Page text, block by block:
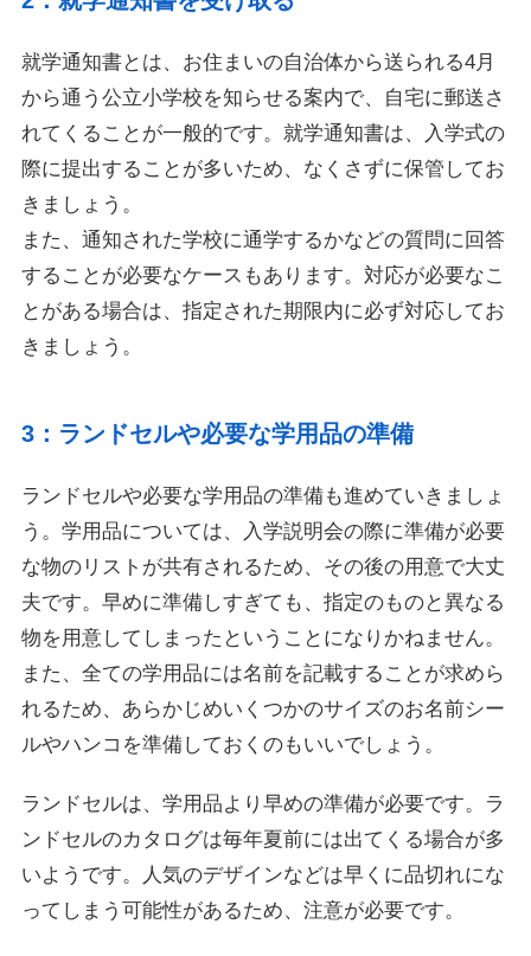
就学通知書とは、お住まいの自治体から送られる4月
から通う公立小学校を知らせる案内で、自宅に郵送さ
れてくることが一般的です。就学通知書は、入学式の
際に提出することが多いため、なくさずに保管してお
きましょう。
また、通知された学校に通学するかなどの質問に回答
することが必要なケースもあります。対応が必要なこ
とがある場合は、指定された期限内に必ず対応してお
きましょう。
3：ランドセルや必要な学用品の準備
ランドセルや必要な学用品の準備も進めていきましょ
う。学用品については、入学説明会の際に準備が必要
な物のリストが共有されるため、その後の用意で大丈
夫です。早めに準備しすぎても、指定のものと異なる
物を用意してしまったということになりかねません。
また、全ての学用品には名前を記載することが求めら
れるため、あらかじめいくつかのサイズのお名前シー
ルやハンコを準備しておくのもいいでしょう。
ランドセルは、学用品より早めの準備が必要です。ラ
ンドセルのカタログは毎年夏前には出てくる場合が多
いようです。人気のデザインなどは早くに品切れにな
ってしまう可能性があるため、注意が必要です。